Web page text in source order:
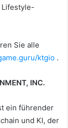
Sie alle
ktgio .
INC.
ein führender
und KI, der